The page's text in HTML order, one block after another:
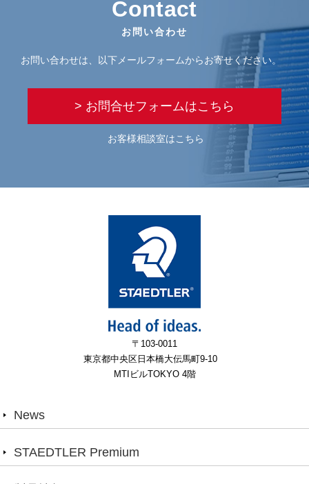
Contact
お問い合わせ
お問い合わせは、以下メールフォームからお寄せください。
> お問合せフォームはこちら
お客様相談室はこちら
〒103-0011
東京都中央区日本橋大伝馬町9-10
MTIビルTOKYO 4階
News
STAEDTLER Premium